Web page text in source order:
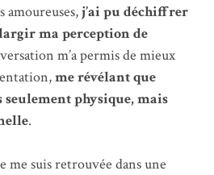
amoureuses,j’ai pu déchiffrer
ma perception de
m’a permis de mieux
me révélant que
seulement physique, mais
.
me suis retrouvée dans une